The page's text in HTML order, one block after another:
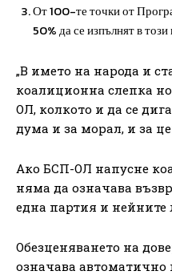
От 100-те точки от
50% да се изпълнят в
„В името на народа и
коалиционна слепка
ОЛ, колкото и да се
дума и за морал, и за
Ако БСП-ОЛ напусне
няма да означава
една партия и
Обезценяването на
означава автоматично